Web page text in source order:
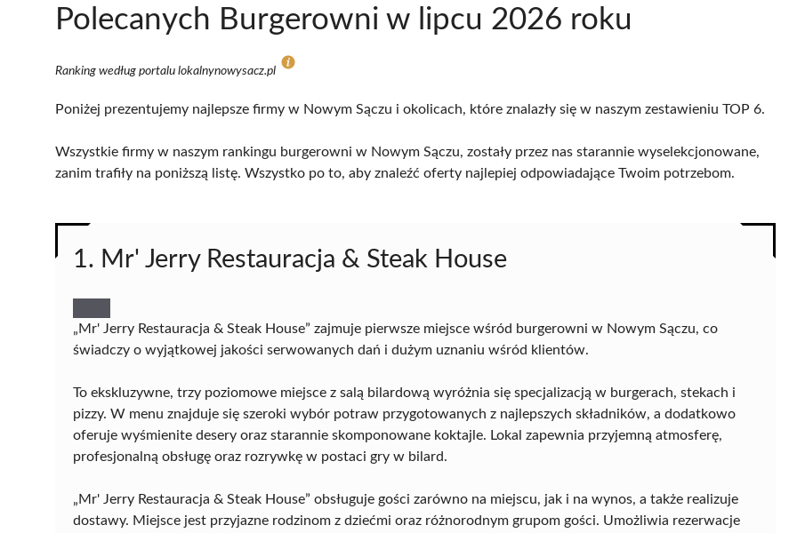
Polecanych Burgerowni w lipcu 2026 roku
Ranking według portalu lokalnynowysacz.pl
Poniżej prezentujemy najlepsze firmy w Nowym Sączu i okolicach, które znalazły się w naszym zestawieniu TOP 6.
Wszystkie firmy w naszym rankingu burgerowni w Nowym Sączu, zostały przez nas starannie wyselekcjonowane,
zanim trafiły na poniższą listę. Wszystko po to, aby znaleźć oferty najlepiej odpowiadające Twoim potrzebom.
1. Mr' Jerry Restauracja & Steak House
„Mr' Jerry Restauracja & Steak House” zajmuje pierwsze miejsce wśród burgerowni w Nowym Sączu, co
świadczy o wyjątkowej jakości serwowanych dań i dużym uznaniu wśród klientów.
To ekskluzywne, trzy poziomowe miejsce z salą bilardową wyróżnia się specjalizacją w burgerach, stekach i
pizzy. W menu znajduje się szeroki wybór potraw przygotowanych z najlepszych składników, a dodatkowo
oferuje wyśmienite desery oraz starannie skomponowane koktajle. Lokal zapewnia przyjemną atmosferę,
profesjonalną obsługę oraz rozrywkę w postaci gry w bilard.
„Mr' Jerry Restauracja & Steak House” obsługuje gości zarówno na miejscu, jak i na wynos, a także realizuje
dostawy. Miejsce jest przyjazne rodzinom z dziećmi oraz różnorodnym grupom gości. Umożliwia rezerwacje